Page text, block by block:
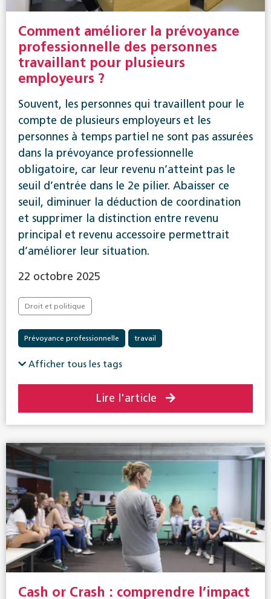
Comment améliorer la prévoyance
professionnelle des personnes
travaillant pour plusieurs
employeurs ?
Souvent, les personnes qui travaillent pour le
compte de plusieurs employeurs et les
personnes à temps partiel ne sont pas assurées
dans la prévoyance professionnelle
obligatoire, car leur revenu n’atteint pas le
seuil d’entrée dans le 2e pilier. Abaisser ce
seuil, diminuer la déduction de coordination
et supprimer la distinction entre revenu
principal et revenu accessoire permettrait
d’améliorer leur situation.
22 octobre 2025
Droit et politique
Prévoyance professionnelle travail
Afficher tous les tags
Lire l'article
Cash or Crash : comprendre l’impact